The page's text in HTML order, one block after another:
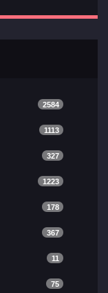
2584
1113
327
1223
178
367
11
75